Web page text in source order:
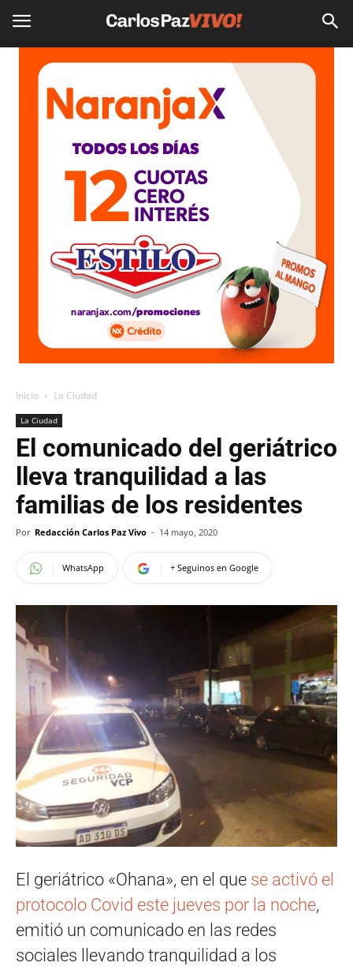
Inicio La Ciudad
La Ciudad
El comunicado del geriátrico
lleva tranquilidad a las
familias de los residentes
Por Redacción Carlos Paz Vivo - 14 mayo, 2020
WhatsApp + Seguinos en Google
El geriátrico «Ohana», en el que se activó el
protocolo Covid este jueves por la noche,
emitió un comunicado en las redes
sociales llevando tranquilidad a los